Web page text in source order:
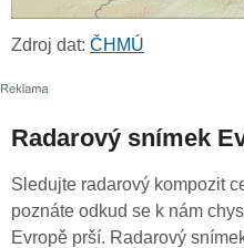
Zdroj dat: ČHMÚ
Radarový snímek
Sledujte radarový kompozit
poznáte odkud se k nám
Evropě prší. Radarový